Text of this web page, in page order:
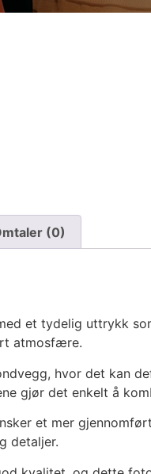
(0)
et tydelig uttrykk
atmosfære.
hvor det kan
gjør det enkelt å
et mer
detaljer.